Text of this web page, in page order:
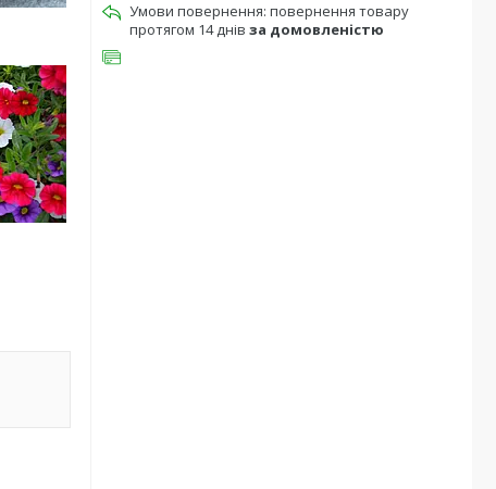
повернення товару
протягом 14 днів за домовленістю